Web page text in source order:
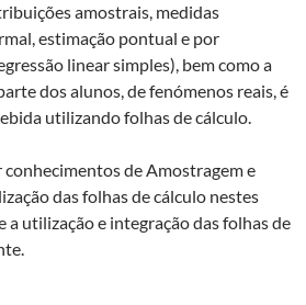
amostrais, medidas
estimação pontual e por
linear simples), bem como a
dos alunos, de fenómenos reais, é
utilizando folhas de cálculo.
de Amostragem e
das folhas de cálculo nestes
utilização e integração das folhas de